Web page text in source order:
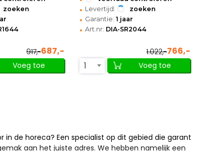
zoeken
917,-687,-
Voeg toe
• Levertijd: zoeken
• Garantie: 1 jaar
• Art.nr: DIA-SR2044
1.022,-766,-
1
Voeg toe
de horeca? Een specialist op dit gebied die garant
aan het juiste adres. We hebben namelijk een